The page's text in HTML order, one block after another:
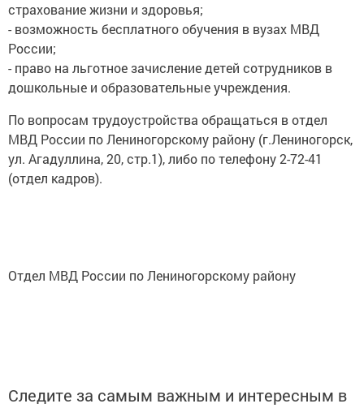
страхование жизни и здоровья;
- возможность бесплатного обучения в вузах МВД
России;
- право на льготное зачисление детей сотрудников в
дошкольные и образовательные учреждения.
По вопросам трудоустройства обращаться в отдел
МВД России по Лениногорскому району (г.Лениногорск,
ул. Агадуллина, 20, стр.1), либо по телефону 2-72-41
(отдел кадров).
Отдел МВД России по Лениногорскому району
Следите за самым важным и интересным в